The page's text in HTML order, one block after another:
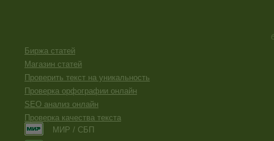
Биржа статей
Магазин статей
Проверить текст на уникальность
Проверка орфографии онлайн
SEO анализ онлайн
Проверка качества текста
МИР / СБП